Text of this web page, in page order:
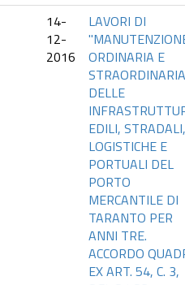
14-
12-
2016
LAVORI DI
ORDINARIA E
STRAORDINARIA
DELLE
EDILI, STRADALI,
LOGISTICHE E
PORTUALI DEL
PORTO
MERCANTILE DI
TARANTO PER
ANNI TRE.
ACCORDO
EX ART. 54, C. 3,